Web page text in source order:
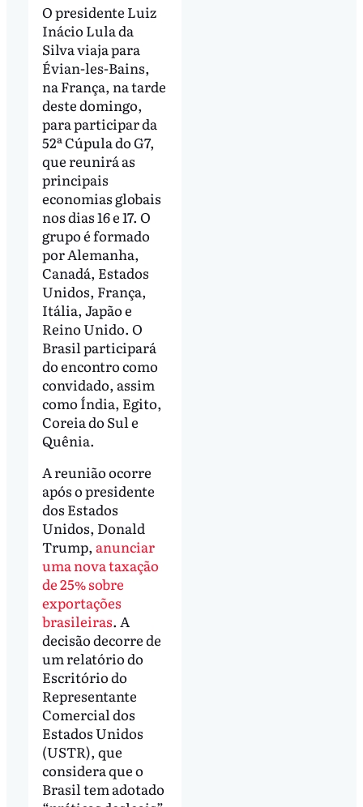
O presidente Luiz
Inácio Lula da
Silva viaja para
Évian-les-Bains,
na França, na tarde
deste domingo,
para participar da
52ª Cúpula do G7,
que reunirá as
principais
economias globais
nos dias 16 e 17. O
grupo é formado
por Alemanha,
Canadá, Estados
Unidos, França,
Itália, Japão e
Reino Unido. O
Brasil participará
do encontro como
convidado, assim
como Índia, Egito,
Coreia do Sul e
Quênia.
A reunião ocorre
após o presidente
dos Estados
Unidos, Donald
Trump, anunciar
uma nova taxação
de 25% sobre
exportações
brasileiras. A
decisão decorre de
um relatório do
Escritório do
Representante
Comercial dos
Estados Unidos
(USTR), que
considera que o
Brasil tem adotado